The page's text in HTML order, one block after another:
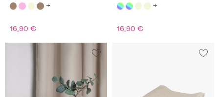
Coffee/Ivory
16,90 € 16,90 €